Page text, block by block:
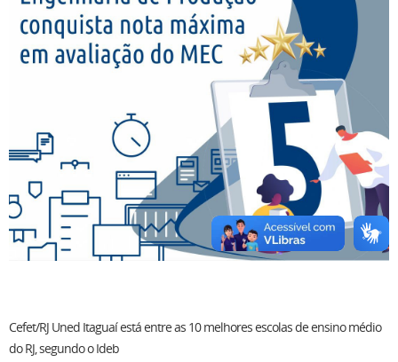
Cefet/RJ Uned Itaguaí está entre as 10 melhores escolas de ensino médio
do RJ, segundo o Ideb